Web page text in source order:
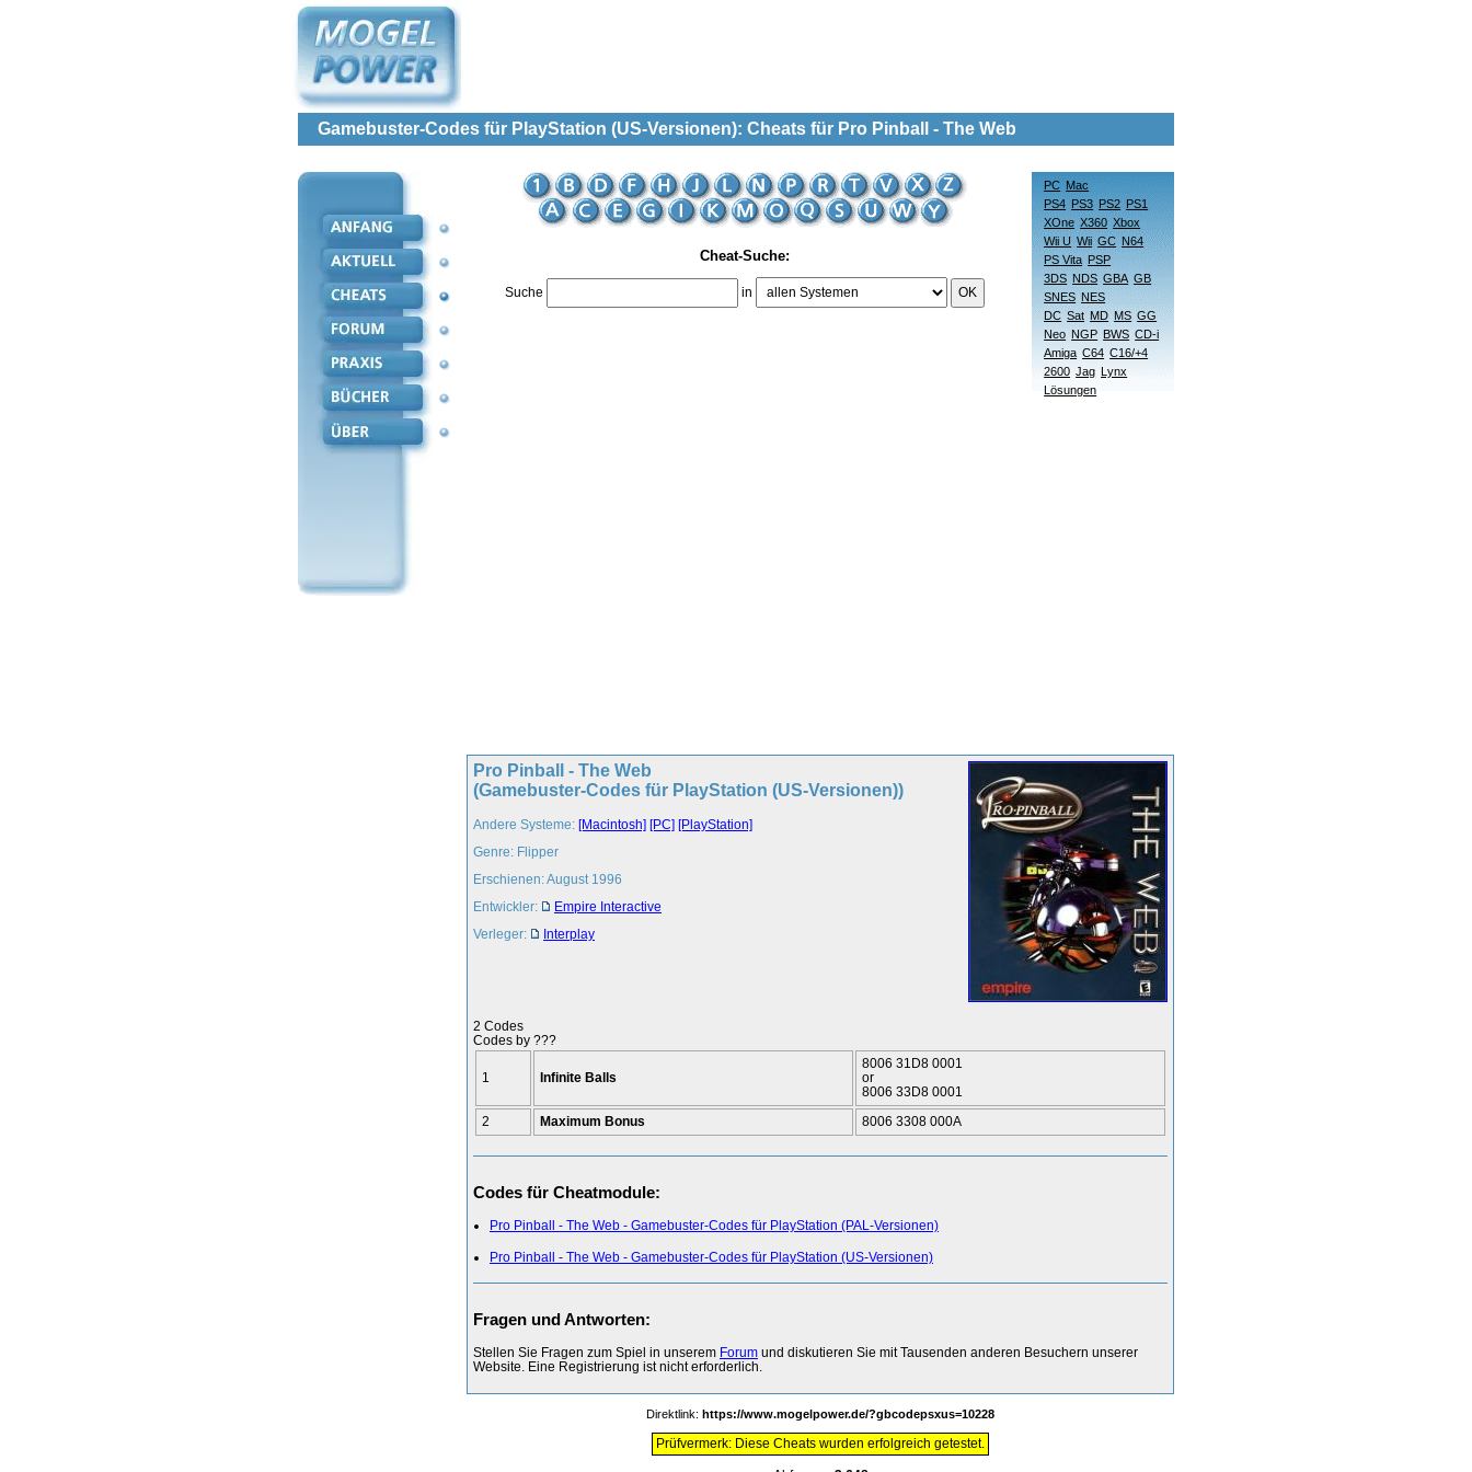
Gamebuster-Codes für PlayStation (US-Versionen): Cheats für Pro Pinball - The Web
Cheat-Suche:
Suche in OK
PC Mac
PS4 PS3 PS2 PS1
XOne X360 Xbox
Wii U Wii GC N64
PS Vita PSP
3DS NDS GBA GB
SNES NES
DC Sat MD MS GG
Neo NGP BWS CD-i
Amiga C64 C16/+4
2600 Jag Lynx
Lösungen
Pro Pinball - The Web
(Gamebuster-Codes für PlayStation (US-Versionen))
Andere Systeme: [Macintosh] [PC] [PlayStation]
Genre: Flipper
Erschienen: August 1996
Entwickler:
Empire Interactive
Verleger:
Interplay
2 Codes
Codes by ???
1 Infinite Balls
8006 31D8 0001
or
8006 33D8 0001
2
Maximum Bonus 8006 3308 000A
Codes für Cheatmodule:
Pro Pinball - The Web - Gamebuster-Codes für PlayStation (PAL-Versionen)
Pro Pinball - The Web - Gamebuster-Codes für PlayStation (US-Versionen)
Fragen und Antworten:
Stellen Sie Fragen zum Spiel in unserem Forum und diskutieren Sie mit Tausenden anderen Besuchern unserer
Website. Eine Registrierung ist nicht erforderlich.
Direktlink: https://www.mogelpower.de/?gbcodepsxus=10228
Prüfvermerk: Diese Cheats wurden erfolgreich getestet.